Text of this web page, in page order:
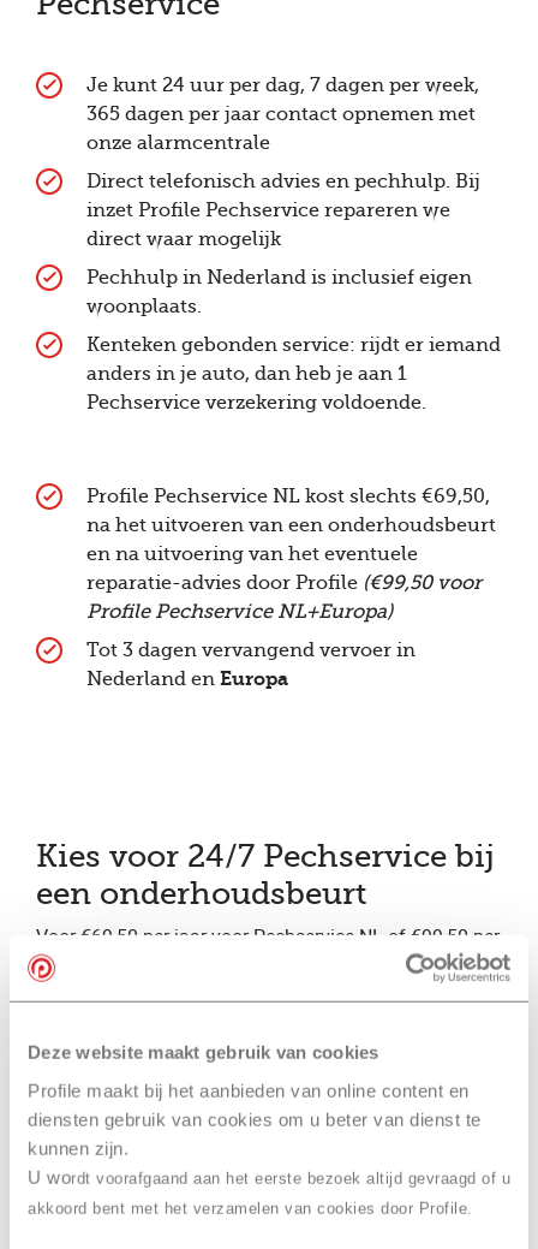
Deze website maakt gebruik van cookies
Profile maakt bij het aanbieden van online content en
diensten gebruik van cookies om u beter van dienst te
kunnen zijn.
U wordt voorafgaand aan het eerste bezoek altijd gevraagd of u
akkoord bent met het verzamelen van cookies door Profile.
Je kunt 24 uur per dag, 7 dagen per week,
365 dagen per jaar contact opnemen met
onze alarmcentrale
Direct telefonisch advies en pechhulp. Bij
inzet Profile Pechservice repareren we
direct waar mogelijk
Pechhulp in Nederland is inclusief eigen
woonplaats.
Kenteken gebonden service: rijdt er iemand
anders in je auto, dan heb je aan 1
Pechservice verzekering voldoende.
Profile Pechservice NL kost slechts €69,50,
na het uitvoeren van een onderhoudsbeurt
en na uitvoering van het eventuele
reparatie-advies door Profile (€99,50 voor
Profile Pechservice NL+Europa)
Tot 3 dagen vervangend vervoer in
Nederland en Europa
Kies voor 24/7 Pechservice bij
een onderhoudsbeurt
Voor €69,50 per jaar voor Pechservice NL of €99,50 per
jaar voor Pechservice NL+Europa.
Maak een afspraak